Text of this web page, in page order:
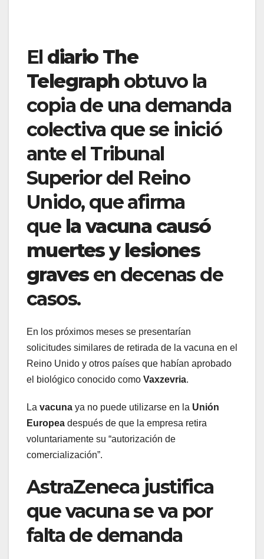
El diario The
Telegraphobtuvo la
copia de una demanda
colectiva que se inició
ante el Tribunal
Superior del Reino
Unido, que afirma
que la vacuna causó
muertes y lesiones
gravesen decenas de
casos.
En los próximos meses se presentarían
solicitudes similares de retirada de la vacuna en el
Reino Unido y otros países que habían aprobado
el biológico conocido como Vaxzevria.
La vacuna ya no puede utilizarse en la Unión
Europea después de que la empresa retira
voluntariamente su “autorización de
comercialización”.
AstraZeneca justifica
que vacuna se va por
falta de demanda